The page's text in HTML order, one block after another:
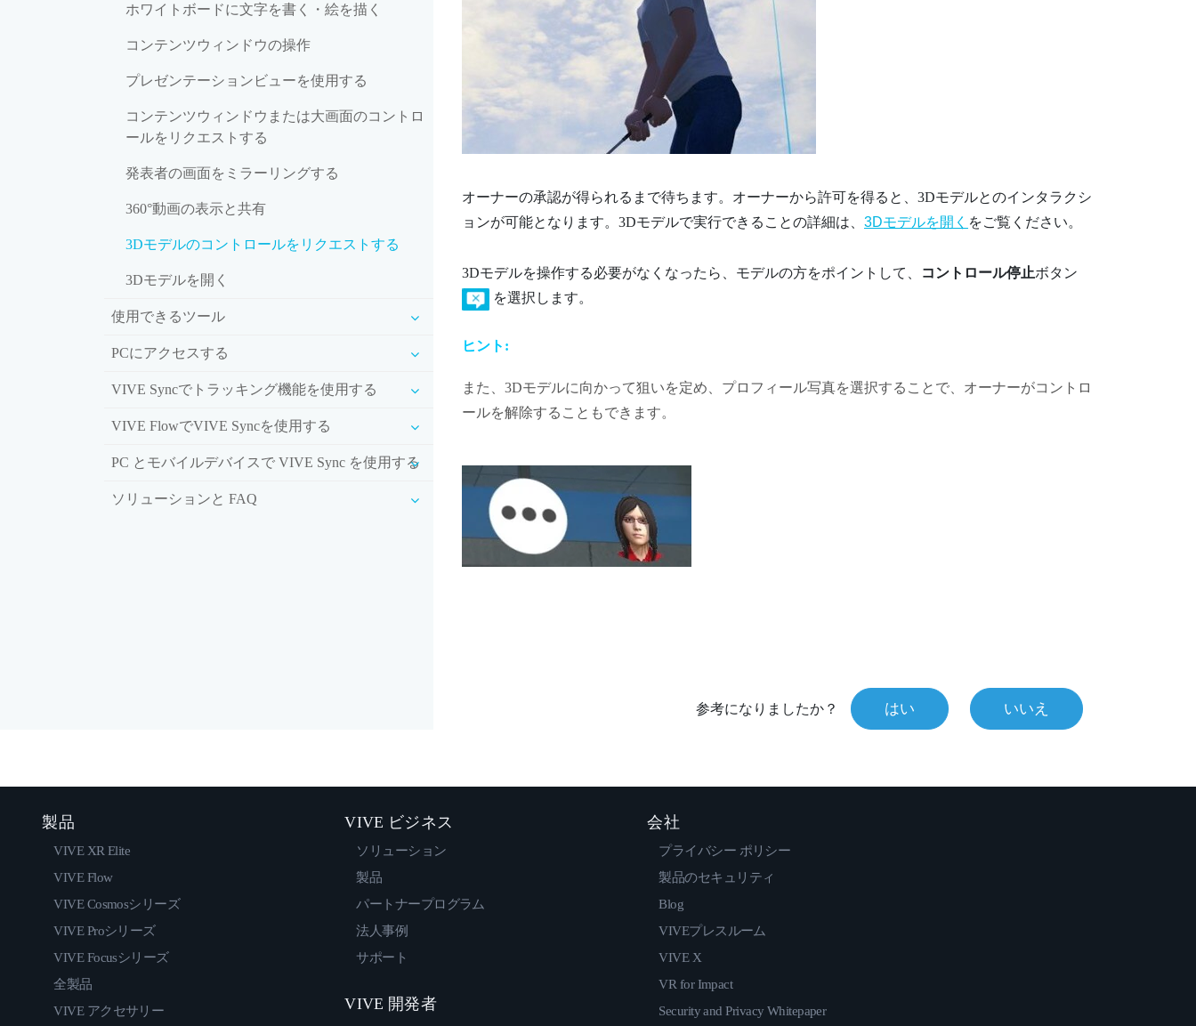
ホワイトボードに文字を書く・絵を描く
コンテンツウィンドウの操作
プレゼンテーションビューを使用する
コンテンツウィンドウまたは大画面のコントロ
ールをリクエストする
発表者の画面をミラーリングする
360°動画の表示と共有
3Dモデルのコントロールをリクエストする
3Dモデルを開く
使用できるツール
PCにアクセスする
VIVE Syncでトラッキング機能を使用する
VIVE FlowでVIVE Syncを使用する
PC とモバイルデバイスで VIVE Sync を使用する
ソリューションと FAQ
オーナーの承認が得られるまで待ちます。オーナーから許可を得ると、3Dモデルとのインタラクシ
ョンが可能となります。3Dモデルで実行できることの詳細は、 3Dモデルを開く をご覧ください。
3Dモデルを操作する必要がなくなったら、モデルの方をポイントして、 コントロール停止ボタン
を選択します。
ヒント:
また、3Dモデルに向かって狙いを定め、プロフィール写真を選択することで、オーナーがコントロ
ールを解除することもできます。
参考になりましたか？ はい いいえ
製品
VIVE XR Elite
VIVE Flow
VIVE Cosmosシリーズ
VIVE Proシリーズ
VIVE Focusシリーズ
全製品
VIVE アクセサリー
VIVE ビジネス
ソリューション
製品
パートナープログラム
法人事例
サポート
VIVE 開発者
会社
プライバシー ポリシー
製品のセキュリティ
Blog
VIVEプレスルーム
VIVE X
VR for Impact
Security and Privacy Whitepaper